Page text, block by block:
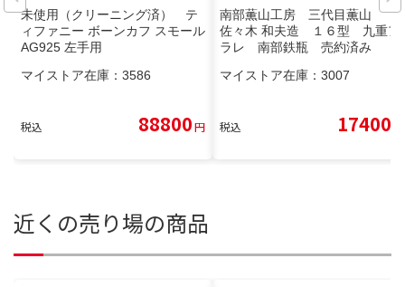
未使用（クリーニング済） テ
ィファニー ボーンカフ スモール
AG925 左手用
マイストア在庫： 3586
税込 88800円
南部薫山工房 三代目薫山
佐々木 和夫造 １６型 九重ア
ラレ 南部鉄瓶 売約済み
マイストア在庫： 3007
税込 17400
近くの売り場の商品